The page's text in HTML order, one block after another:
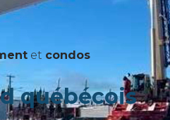
et condos
québécois